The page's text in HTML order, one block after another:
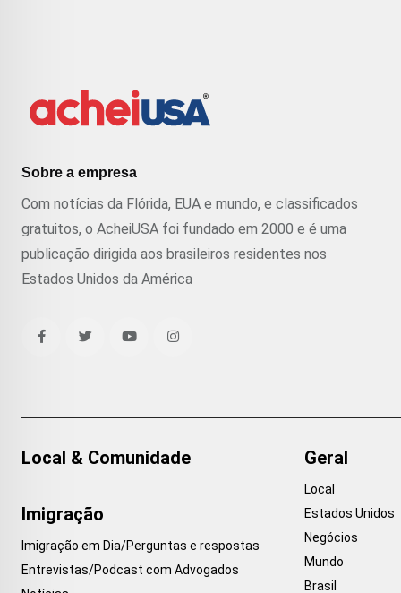
Sobre a empresa
Com notícias da Flórida, EUA e mundo, e classificados
gratuitos, o AcheiUSA foi fundado em 2000 e é uma
publicação dirigida aos brasileiros residentes nos
Estados Unidos da América
Local & Comunidade
Imigração
Imigração em Dia/Perguntas e respostas
Entrevistas/Podcast com Advogados
Geral
Local
Estados Unidos
Negócios
Mundo
Brasil